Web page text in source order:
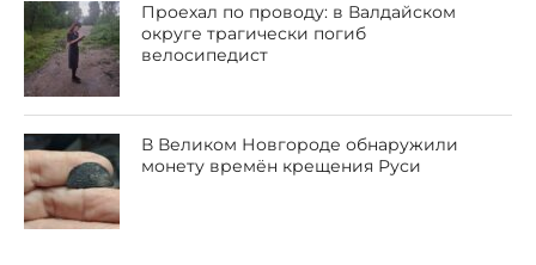
Проехал по проводу: в Валдайском
округе трагически погиб
велосипедист
В Великом Новгороде обнаружили
монету времён крещения Руси